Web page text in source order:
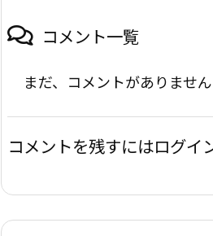
コメント一覧
まだ、コメントがありません
コメントを残すにはログイ